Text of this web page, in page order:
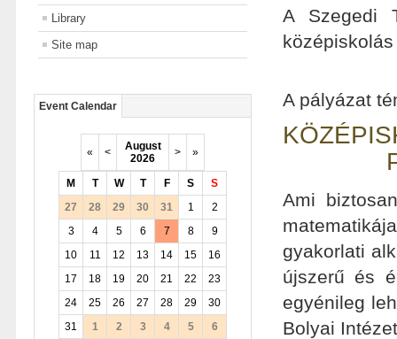
Library
Site map
Event Calendar
« <
August
2026
> »
M T W T F S
S
27
28 29 30 31 1
2
3
4 5 6 7 8
9
10
11 12 13 14 15
16
17
18 19 20 21 22
23
24
25 26 27 28 29
30
31
1 2 3 4 5 6
A Szegedi
A pályázat
Ami
gyakorlati
újszerű és
egyénileg
Bolyai